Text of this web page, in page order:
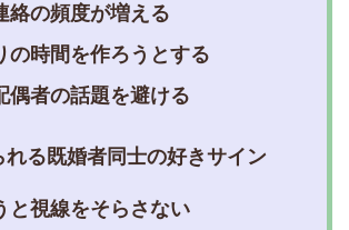
絡の頻度が増える
の時間を作ろうとする
偶者の話題を避ける
れる既婚者同士の好きサイン
と視線をそらさない